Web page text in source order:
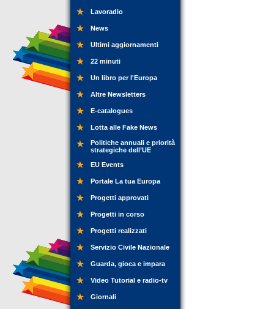
Lavoradio
News
Ultimi aggiornamenti
22 minuti
Un libro per l'Europa
Altre Newsletters
E-catalogues
Lotta alle Fake News
Politiche annuali e priorità
strategiche dell’UE
EU Events
Portale La tua Europa
Progetti approvati
Progetti in corso
Progetti realizzati
Servizio Civile Nazionale
Guarda, gioca e impara
Video Tutorial e radio-tv
Giornali